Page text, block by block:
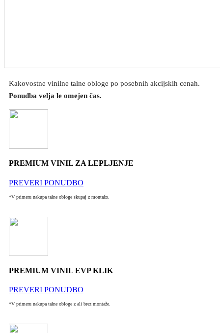
Kakovostne vinilne talne obloge po posebnih akcijskih cenah.
Ponudba velja le omejen čas.
PREMIUM VINIL ZA LEPLJENJE
PREVERI PONUDBO
*V primeru nakupa talne obloge skupaj z montažo.
PREMIUM VINIL EVP KLIK
PREVERI PONUDBO
*V primeru nakupa talne obloge z ali brez montaže.